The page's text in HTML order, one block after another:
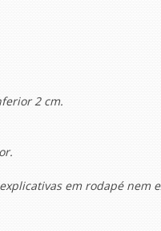
2 cm.
em rodapé nem